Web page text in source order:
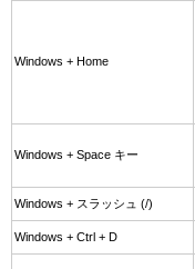
Windows + Home
Windows + Space キー
Windows + スラッシュ (/)
Windows + Ctrl + D